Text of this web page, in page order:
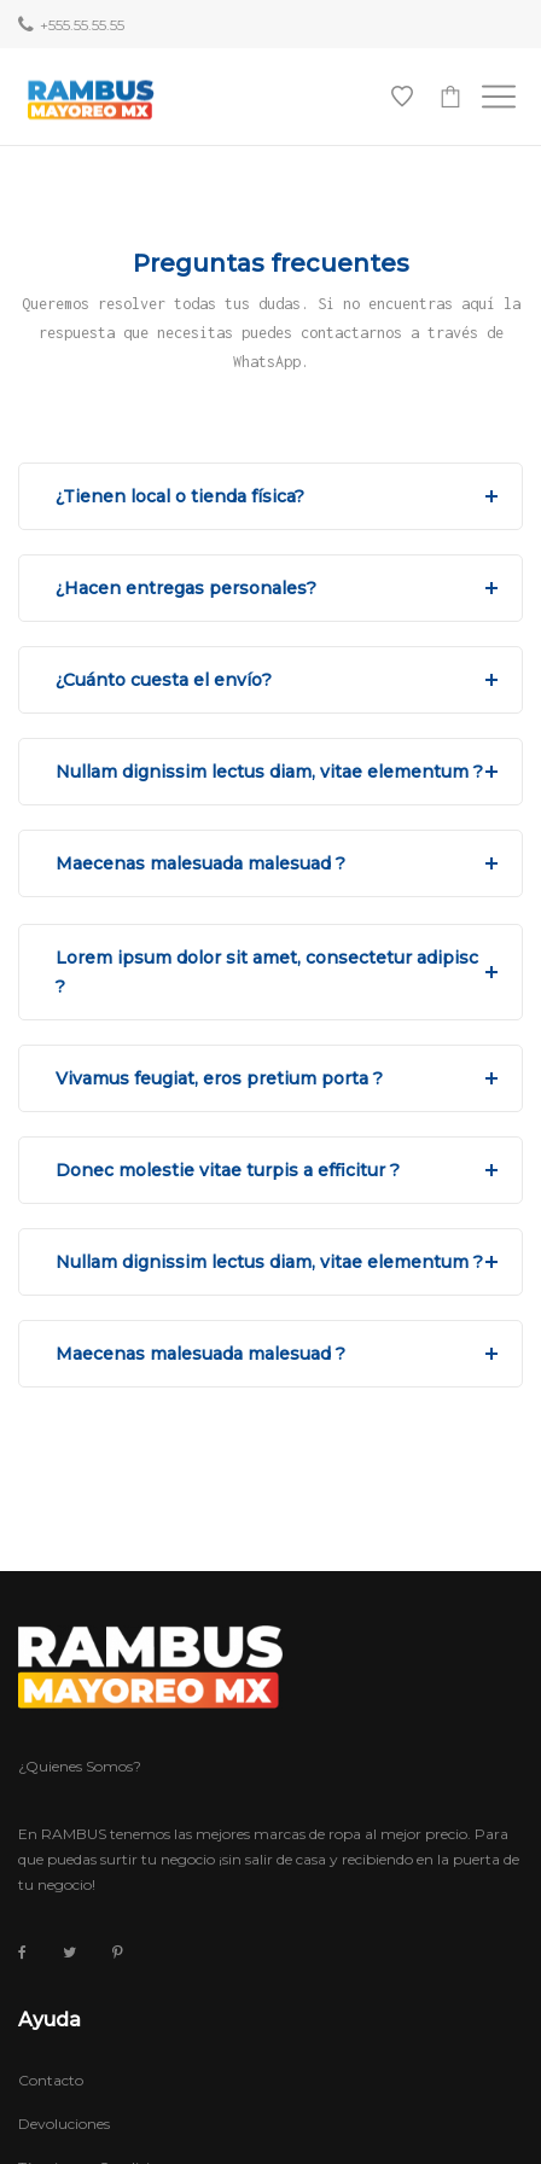
+555.55.55.55
Preguntas frecuentes
Queremos resolver todas tus dudas. Si no encuentras aquí la
respuesta que necesitas puedes contactarnos a través de
WhatsApp.
¿Tienen local o tienda física?
¿Hacen entregas personales?
¿Cuánto cuesta el envío?
Nullam dignissim lectus diam, vitae elementum ?
Maecenas malesuada malesuad ?
Lorem ipsum dolor sit amet, consectetur adipisc
?
Vivamus feugiat, eros pretium porta ?
Donec molestie vitae turpis a efficitur ?
Nullam dignissim lectus diam, vitae elementum ?
Maecenas malesuada malesuad ?
¿Quienes Somos?
En RAMBUS tenemos las mejores marcas de ropa al mejor precio. Para
que puedas surtir tu negocio ¡sin salir de casa y recibiendo en la puerta de
tu negocio!
Ayuda
Contacto
Devoluciones